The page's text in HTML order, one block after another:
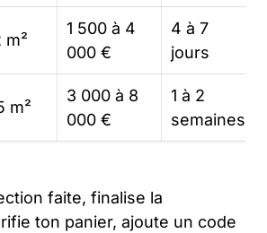
m²
1 500 à 4
000 €
4 à 7
jours
m²
3 000 à 8
000 €
1 à 2
semaines
faite, finalise la
ton panier, ajoute un code